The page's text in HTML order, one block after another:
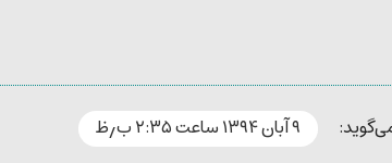
۹ آبان ۱۳۹۴ ساعت ۲:۳۵ ب٫ظ